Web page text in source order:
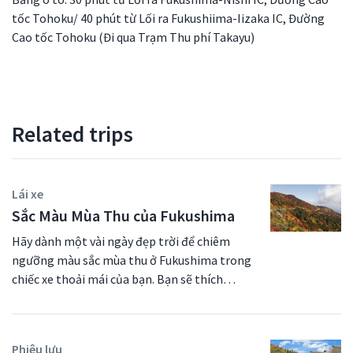
tốc Tohoku/ 40 phút từ Lối ra Fukushiima-Iizaka IC, Đường
Cao tốc Tohoku (Đi qua Trạm Thu phí Takayu)
Related trips
Lái xe
Sắc Màu Mùa Thu của Fukushima
Hãy dành một vài ngày đẹp trời để chiêm
ngưỡng màu sắc mùa thu ở Fukushima trong
chiếc xe thoải mái của bạn. Bạn sẽ thích
và nhìn một mùa thu trọn vẹn. Hãy chắc rằng
Phiêu lưu